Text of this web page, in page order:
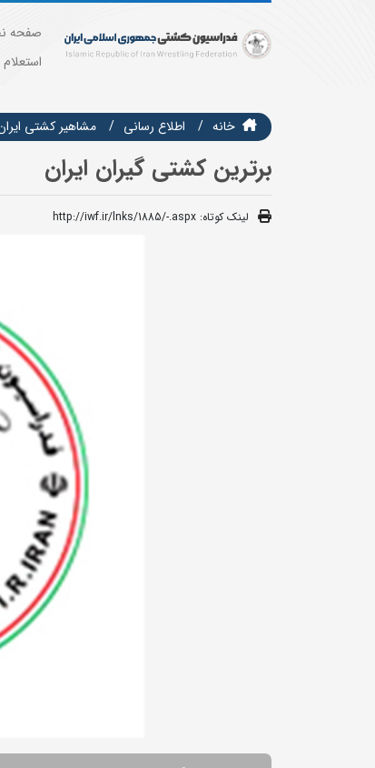
صفحه
خانه اطلاع رسانی مشاهير كشتي
برترین کشتی گیران ایران
لینک کوتاه: http://iwf.ir/lnks/1885/-.aspx